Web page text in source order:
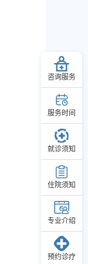
咨询服务
服务时间
就诊须知
住院须知
专业介绍
预约诊疗